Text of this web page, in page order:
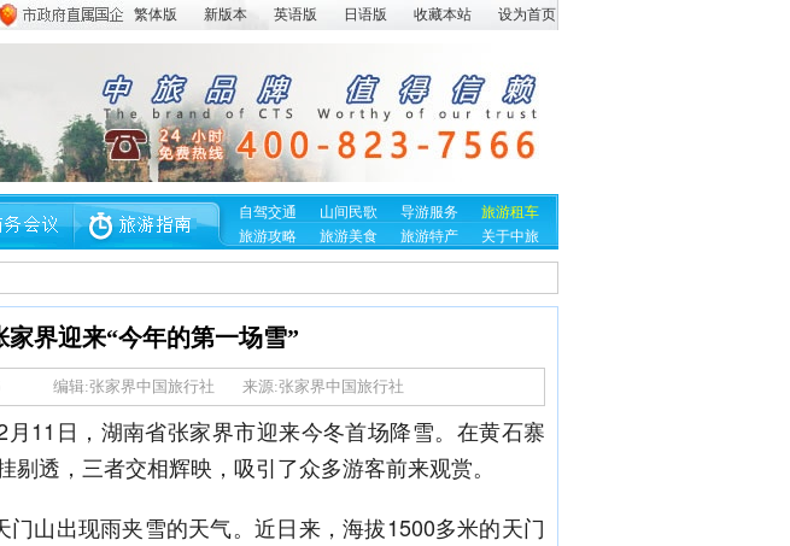
繁体版 新版本 英语版 日语版 收藏本站 设为首页
自驾交通 山间民歌 导游服务
旅游租车
旅游攻略
旅游美食 旅游特产 关于中旅
家界迎来“今年的第一场雪”
编辑:张家界中国旅行社 来源:张家界中国旅行社
11日，湖南省张家界市迎来今冬首场降雪。在黄石寨
透，三者交相辉映，吸引了众多游客前来观赏。
山出现雨夹雪的天气。近日来，海拔1500多米的天门